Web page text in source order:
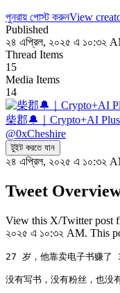
পুনরায় পোস্ট করুনView
Published
২৪ এপ্রিল, ২০২৫ এ ১০:৩২
Thread Items
15
Media Items
14
柴郡🔔｜Crypto+AI Plus
@0xCheshire
টুইট করতে যান
২৪ এপ্রিল, ২০২৫ এ ১০:৩২
Tweet
View this X/Twitter post
২০২৫ এ ১০:৩২ AM. This
27 岁，他靠卖电子书赚了
没有写书，没有粉丝，也没